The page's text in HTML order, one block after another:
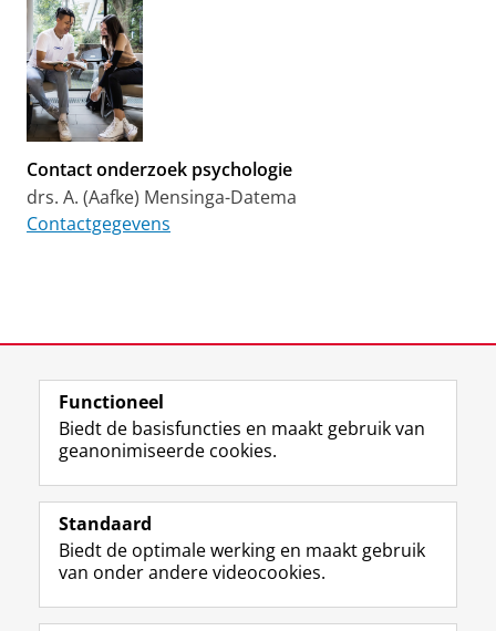
Contact onderzoek psychologie
drs. A. (Aafke) Mensinga-Datema
Contactgegevens
View this page in:English
Volg de RUG
F
a
e
b
o
L
i
k
e
I
R
S
-
f
e
I
n
t
r
Y
o
T
e
Studiekiezers
Functioneel
Biedt de basisfuncties en maakt gebruik van
geanonimiseerde cookies.
Standaard
Biedt de optimale werking en maakt gebruik
van onder andere videocookies.